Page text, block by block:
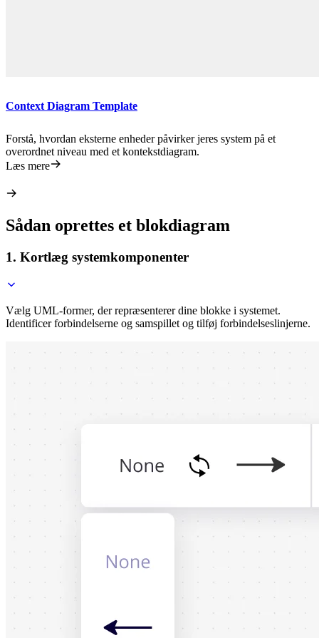
Context Diagram Template
Forstå, hvordan eksterne enheder påvirker jeres system på et
overordnet niveau med et kontekstdiagram.
Læs mere
Sådan oprettes et blokdiagram
1. Kortlæg systemkomponenter
Vælg UML-former, der repræsenterer dine blokke i systemet.
Identificer forbindelserne og samspillet og tilføj forbindelseslinjerne.